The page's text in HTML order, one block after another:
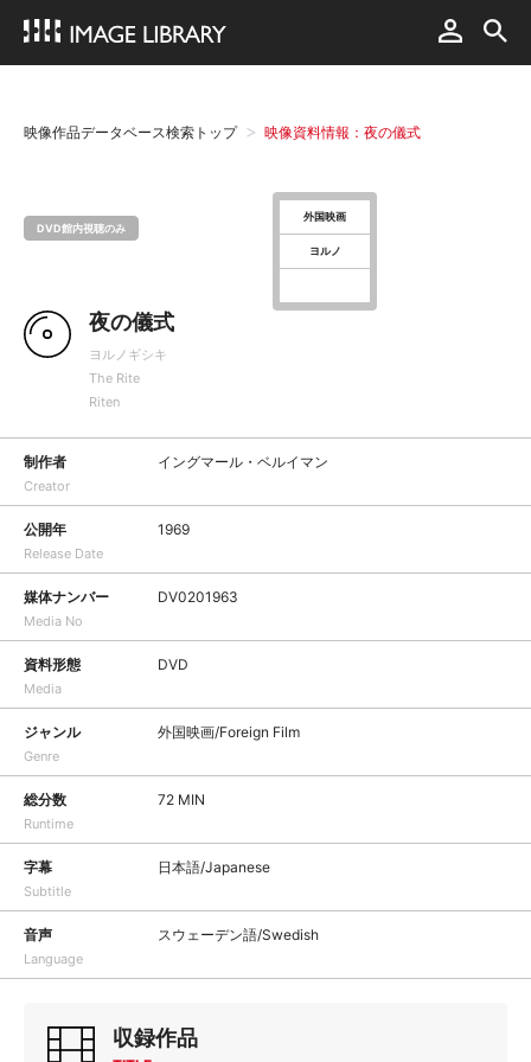
映像作品データベース検索トップ 映像資料情報：夜の儀式
DVD館内視聴のみ
外国映画
ヨルノ
夜の儀式
ヨルノギシキ
The Rite
Riten
制作者
Creator
イングマール・ベルイマン
公開年
Release Date
1969
媒体ナンバー
Media No
DV0201963
資料形態
Media
DVD
ジャンル
Genre
外国映画/Foreign Film
総分数
Runtime
72 MIN
字幕
Subtitle
日本語/Japanese
音声
Language
スウェーデン語/Swedish
収録作品